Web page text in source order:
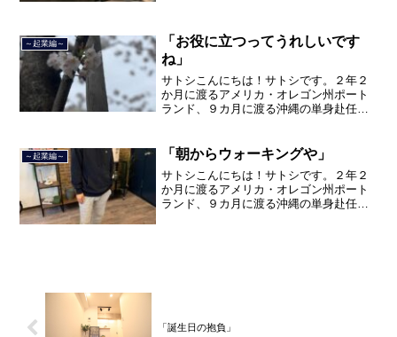
て、２０２１年３月９日より東...
～起業編～
「お役に立つってうれしいです
ね」
サトシこんにちは！サトシです。２年２
か月に渡るアメリカ・オレゴン州ポート
ランド、９カ月に渡る沖縄の単身赴任の
ました。２０２１年３月９日より東京都
品川区南大井で不動産を主...
～起業編～ 「朝からウォーキングや」
サトシこんにちは！サトシです。２年２
か月に渡るアメリカ・オレゴン州ポート
ランド、９カ月に渡る沖縄の単身赴任の
「誕生日の抱負」